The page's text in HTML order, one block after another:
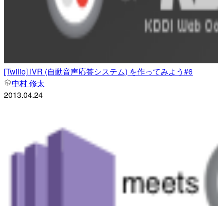
[Twilio] IVR (自動音声応答システム) を作ってみよう#6
中村 修太
2013.04.24